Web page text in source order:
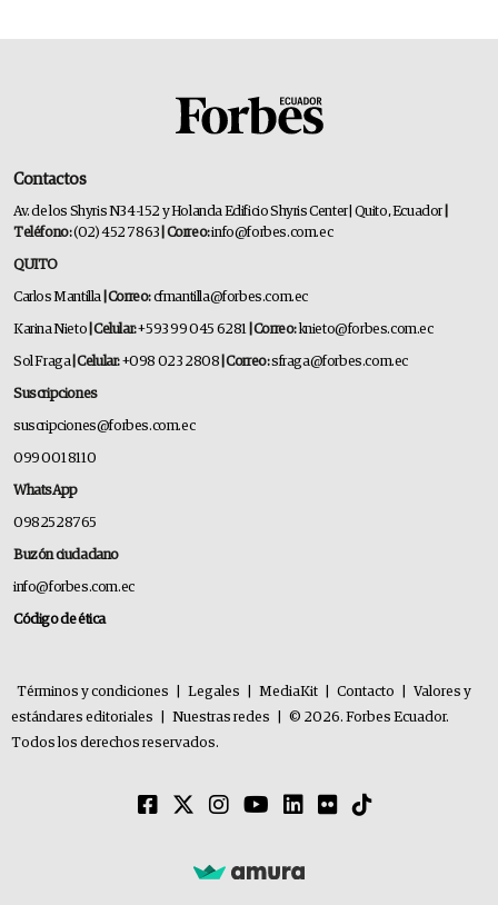
Contactos
Av. de los Shyris N34-152 y Holanda Edificio Shyris Center | Quito, Ecuador
Teléfono:(02) 452 7863 | Correo:info@forbes.com.ec
QUITO
Carlos Mantilla | Correo:cfmantilla@forbes.com.ec
Karina Nieto | Celular:+593 99 045 6281 | Correo:knieto@forbes.com.ec
Sol Fraga| Celular:+098 023 2808 | Correo:sfraga@forbes.com.ec
Suscripciones
suscripciones@forbes.com.ec
099 001 8110
WhatsApp
0982528765
Buzón ciudadano
info@forbes.com.ec
Código de ética
Términos y condiciones Legales MediaKit Contacto
Valores y
estándares editoriales
Nuestras redes
© 2026. Forbes Ecuador.
Todos los derechos reservados.